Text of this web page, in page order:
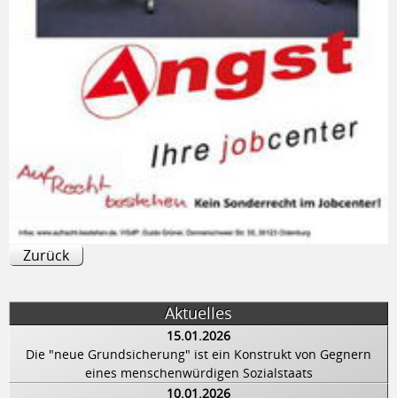
Zurück
Aktuelles
15.01.2026
Die "neue Grundsicherung" ist ein Konstrukt von Gegnern
eines menschenwürdigen Sozialstaats
10.01.2026